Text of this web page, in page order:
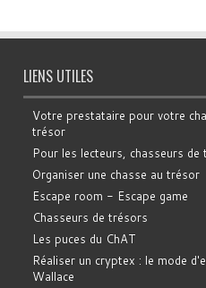
LIENS UTILES
Votre prestataire pour votre
trésor
Pour les lecteurs, chasseurs de
Organiser une chasse au trésor
Escape room - Escape game
Chasseurs de trésors
Les puces du ChAT
Réaliser un cryptex : le mode
Wallace